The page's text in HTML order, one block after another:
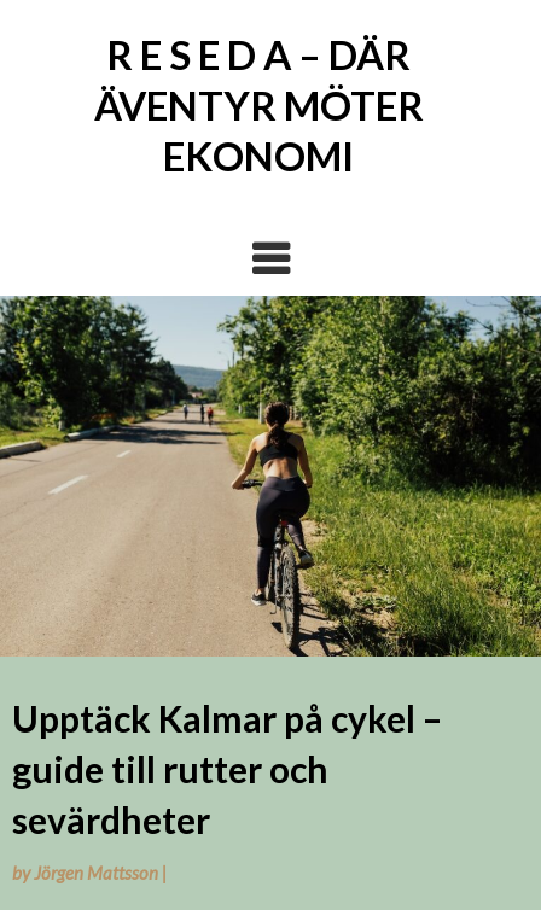
R E S E D A – DÄR
ÄVENTYR MÖTER
EKONOMI
Upptäck Kalmar på cykel –
guide till rutter och
sevärdheter
byJörgen Mattsson |